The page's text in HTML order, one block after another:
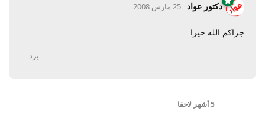
دكتور عواد 25 مارس 2008
جزاكم الله خيرا
يرد
5 أشهر لاحقا